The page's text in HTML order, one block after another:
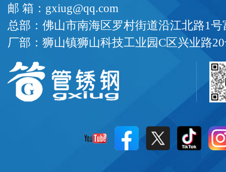
邮 箱：gxiug@qq.com
总部：佛山市南海区罗村街道沿江北路1号
厂部：狮山镇狮山科技工业园C区兴业路